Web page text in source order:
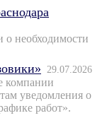
о необходимости
29.07.2026
компании
уведомления о
работ».